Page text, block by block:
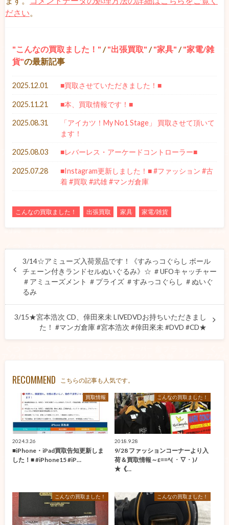
ださい
こんなの買取ました！ / 出張買取 / 家具 / 家電/雑
貨 の最新記事
2025.12.01 ■買取させていただきました！■
2025.11.21 ■本、買取情報です！■
2025.08.31
「アイカツ！My No1 Stage」 買取させて頂いて
ます！
2025.08.03 ■レバーレス・アーケードコントローラー■
2025.07.28
■Instagram更新しました！■ #ファッション #古
着 #買取 #武雄 #マンガ倉庫
こんなの買取ました！ 出張買取 家具 家電/雑貨
3/14☆アミューズ入荷景品です！《すみっコぐらし ボール
チェーン付きランドセルぬいぐるみ》☆ ＃UFOキャッチャー
＃アミューズメント ＃プライズ ＃すみっコぐらし ＃ぬいぐ
るみ
3/15★宮本浩次 CD、倖田來未 LIVEDVDお持ちいただきまし
た！ #マンガ倉庫 #宮本浩次 #倖田來未 #DVD #CD★
RECOMMEND こちらの記事も人気です。
買取情報
2024.3.26
■iPhone・iPad買取告知更新しま
した！■ #iPhone15 #iP…
こんなの買取ました！
2018.9.28
9/28 ファッションコーナーより入
荷＆買取情報～ε≡≡ﾍ( ・▽・)ﾉ
★《…
こんなの買取ました！ こんなの買取ました！